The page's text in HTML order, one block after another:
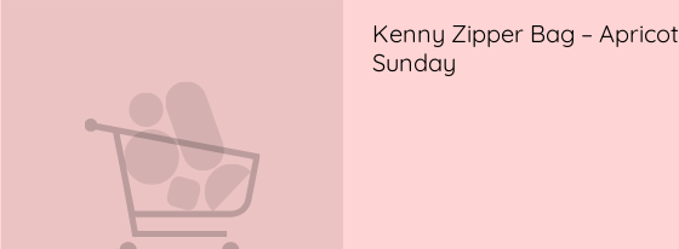
Kenny Zipper Bag – Apricot
Sunday